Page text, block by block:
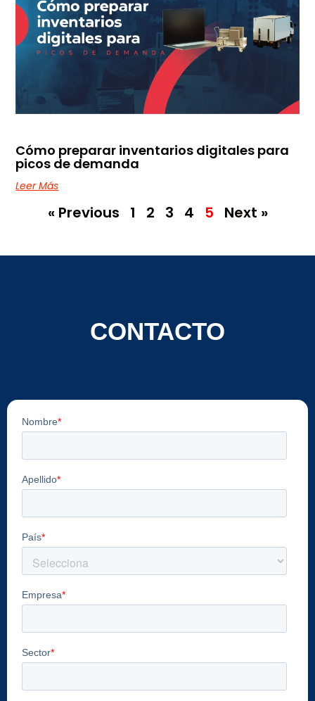
Cómo preparar inventarios digitales para
picos de demanda
Leer Más
« Previous 1 2 3 4 5 Next »
CONTACTO